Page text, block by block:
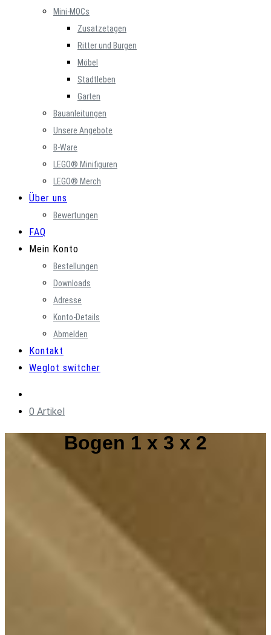
Mini-MOCs
Zusatzetagen
Ritter und Burgen
Möbel
Stadtleben
Garten
Bauanleitungen
Unsere Angebote
B-Ware
LEGO® Minifiguren
LEGO® Merch
Über uns
Bewertungen
FAQ
Mein Konto
Bestellungen
Downloads
Adresse
Konto-Details
Abmelden
Kontakt
Weglot switcher
0 Artikel
Bogen 1 x 3 x 2